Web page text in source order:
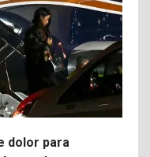
dolor para